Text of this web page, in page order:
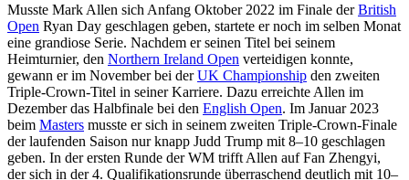
Musste Mark Allen sich Anfang Oktober 2022 im Finale derBritish
Open Ryan Day geschlagen geben, startete er noch im selben Monat
eine grandiose Serie. Nachdem er seinen Titel bei seinem
Heimturnier, den Northern Ireland Open verteidigen konnte,
gewann er im November bei derUK Championship den zweiten
Triple-Crown-Titel in seiner Karriere. Dazu erreichte Allen im
Dezember das Halbfinale bei den English Open. Im Januar 2023
beim Masters musste er sich in seinem zweiten Triple-Crown-Finale
der laufenden Saison nur knapp Judd Trump mit 8–10 geschlagen
geben. In der ersten Runde der WM trifft Allen auf Fan Zhengyi,
der sich in der 4. Qualifikationsrunde überraschend deutlich mit 10–